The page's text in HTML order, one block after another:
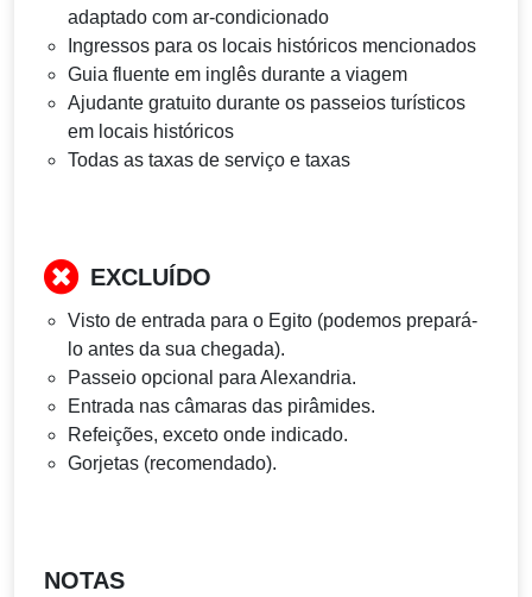
adaptado com ar-condicionado
Ingressos para os locais históricos mencionados
Guia fluente em inglês durante a viagem
Ajudante gratuito durante os passeios turísticos
em locais históricos
Todas as taxas de serviço e taxas
EXCLUÍDO
Visto de entrada para o Egito (podemos prepará-
lo antes da sua chegada).
Passeio opcional para Alexandria.
Entrada nas câmaras das pirâmides.
Refeições, exceto onde indicado.
Gorjetas (recomendado).
NOTAS